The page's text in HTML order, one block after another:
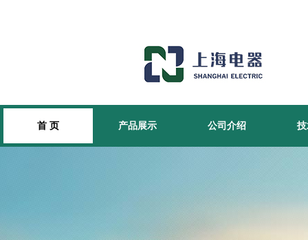
首 页 产品展示 公司介绍